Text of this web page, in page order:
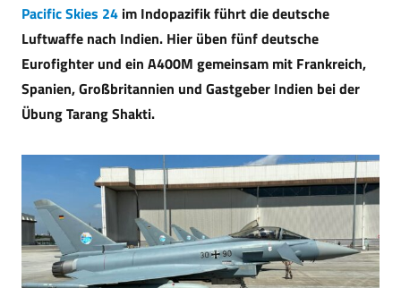
Pacific Skies 24 im Indopazifik führt die deutsche
Luftwaffe nach Indien. Hier üben fünf deutsche
Eurofighter und ein A400M gemeinsam mit Frankreich,
Spanien, Großbritannien und Gastgeber Indien bei der
Übung Tarang Shakti.